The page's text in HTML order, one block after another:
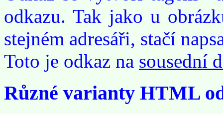
odkazu. Tak jako u
stejném adresáři, stačí
Toto je odkaz na sousední
Různé varianty HTML